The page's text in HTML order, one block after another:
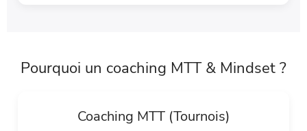
Pourquoi un coaching MTT & Mindset ?
Coaching MTT (Tournois)